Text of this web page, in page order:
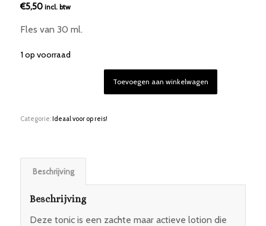
€5,50 incl. btw
Fles van 30 ml.
1 op voorraad
Toevoegen aan winkelwagen
Categorie:Ideaal voor op reis!
Beschrijving
Beschrijving
Deze tonic is een zachte maar actieve lotion die